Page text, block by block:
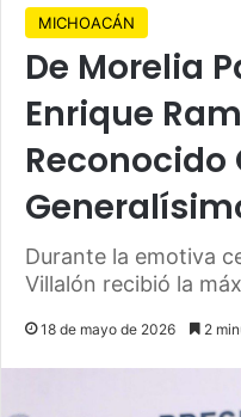
MICHOACÁN
De Morelia
Enrique
Reconocido
Durante la emotiva
Villalón recibió la
18 de mayo de 2026 2